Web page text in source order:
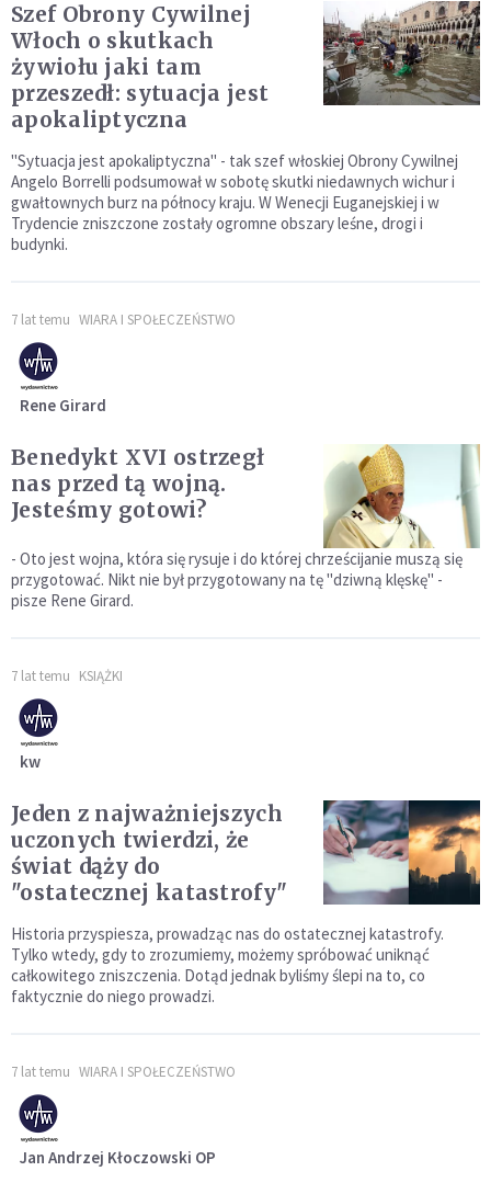
Szef Obrony Cywilnej
Włoch o skutkach
żywiołu jaki tam
przeszedł: sytuacja jest
apokaliptyczna
"Sytuacja jest apokaliptyczna" - tak szef włoskiej Obrony Cywilnej
Angelo Borrelli podsumował w sobotę skutki niedawnych wichur i
gwałtownych burz na północy kraju. W Wenecji Euganejskiej i w
Trydencie zniszczone zostały ogromne obszary leśne, drogi i
budynki.
7 lat temu WIARA I SPOŁECZEŃSTWO
Rene Girard
Benedykt XVI ostrzegł
nas przed tą wojną.
Jesteśmy gotowi?
- Oto jest wojna, która się rysuje i do której chrześcijanie muszą się
przygotować. Nikt nie był przygotowany na tę "dziwną klęskę" -
pisze Rene Girard.
7 lat temu KSIĄŻKI
kw
Jeden z najważniejszych
uczonych twierdzi, że
świat dąży do
"ostatecznej katastrofy"
Historia przyspiesza, prowadząc nas do ostatecznej katastrofy.
Tylko wtedy, gdy to zrozumiemy, możemy spróbować uniknąć
całkowitego zniszczenia. Dotąd jednak byliśmy ślepi na to, co
faktycznie do niego prowadzi.
7 lat temu WIARA I SPOŁECZEŃSTWO
Jan Andrzej Kłoczowski OP